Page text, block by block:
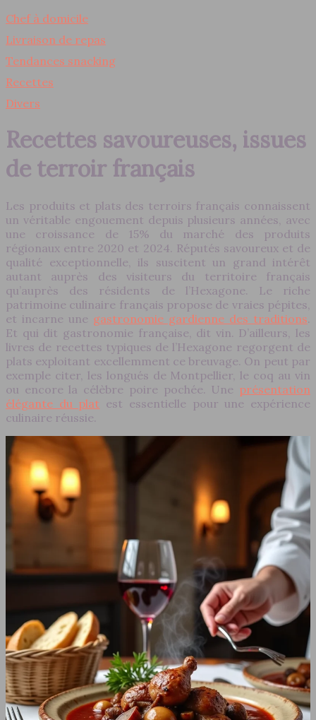
Chef à domicile
Livraison de repas
Tendances snacking
Recettes
Divers
Recettes savoureuses, issues
de terroir français
Les produits et plats des terroirs français connaissent
un véritable engouement depuis plusieurs années, avec
une croissance de 15% du marché des produits
régionaux entre 2020 et 2024. Réputés savoureux et de
qualité exceptionnelle, ils suscitent un grand intérêt
autant auprès des visiteurs du territoire français
qu’auprès des résidents de l’Hexagone. Le riche
patrimoine culinaire français propose de vraies pépites,
et incarne une gastronomie gardienne des traditions.
Et qui dit gastronomie française, dit vin. D’ailleurs, les
livres de recettes typiques de l’Hexagone regorgent de
plats exploitant excellemment ce breuvage. On peut par
exemple citer, les longués de Montpellier, le coq au vin
ou encore la célèbre poire pochée. Une présentation
élégante du plat est essentielle pour une expérience
culinaire réussie.